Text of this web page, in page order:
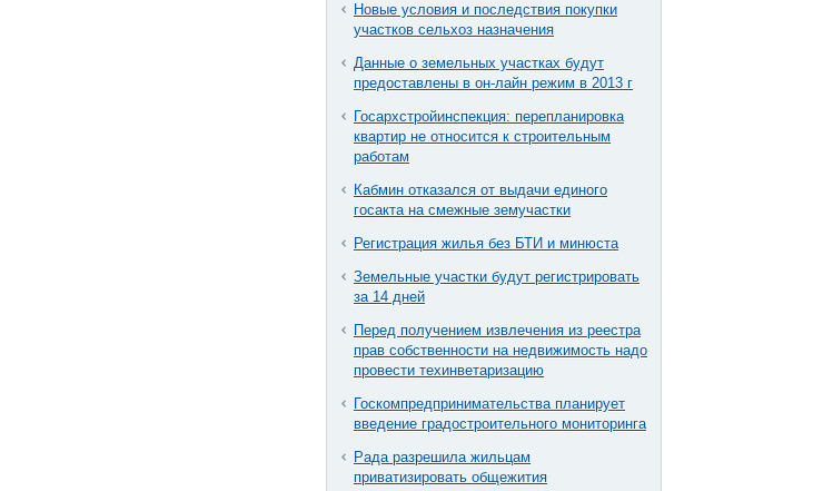
Новые условия и последствия покупки
участков сельхоз назначения
Данные о земельных участках будут
предоставлены в он-лайн режим в 2013 г
Госархстройинспекция: перепланировка
квартир не относится к строительным
работам
Кабмин отказался от выдачи единого
госакта на смежные земучастки
Регистрация жилья без БТИ и минюста
Земельные участки будут регистрировать
за 14 дней
Перед получением извлечения из реестра
прав собственности на недвижимость надо
провести техинветаризацию
Госкомпредпринимательства планирует
введение градостроительного мониторинга
Рада разрешила жильцам
приватизировать общежития